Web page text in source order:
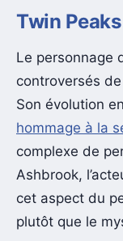
Twin Peaks
Le personnage
controversés
Son évolution
hommage à la
complexe de
Ashbrook,
cet aspect du
plutôt que le